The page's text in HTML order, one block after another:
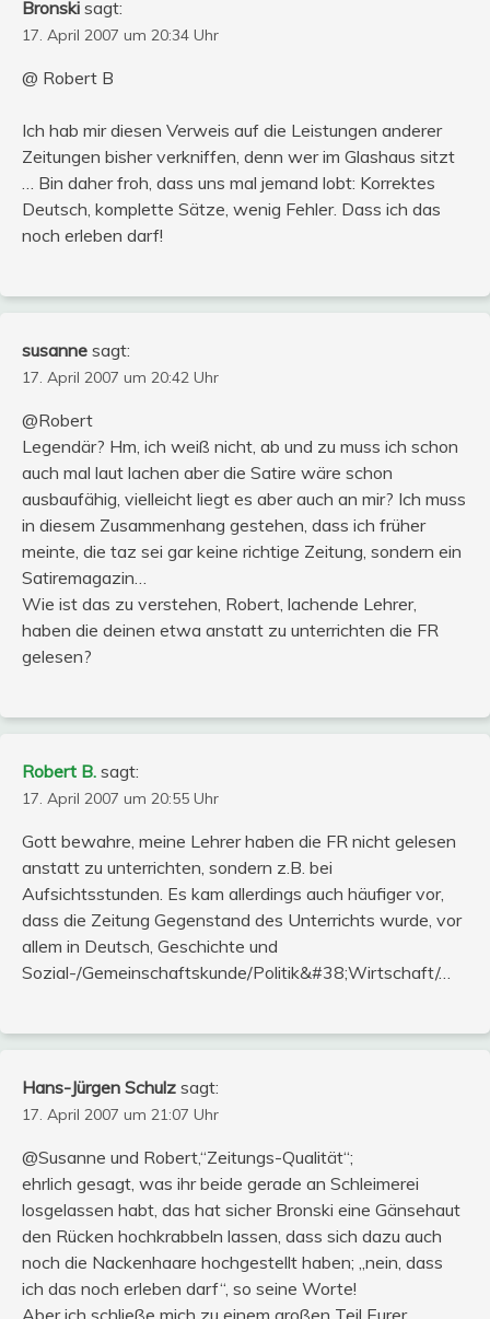
Bronski sagt:
17. April 2007 um 20:34 Uhr
@ Robert B
Ich hab mir diesen Verweis auf die Leistungen anderer
Zeitungen bisher verkniffen, denn wer im Glashaus sitzt
… Bin daher froh, dass uns mal jemand lobt: Korrektes
Deutsch, komplette Sätze, wenig Fehler. Dass ich das
noch erleben darf!
susanne sagt:
17. April 2007 um 20:42 Uhr
@Robert
Legendär? Hm, ich weiß nicht, ab und zu muss ich schon
auch mal laut lachen aber die Satire wäre schon
ausbaufähig, vielleicht liegt es aber auch an mir? Ich muss
in diesem Zusammenhang gestehen, dass ich früher
meinte, die taz sei gar keine richtige Zeitung, sondern ein
Satiremagazin…
Wie ist das zu verstehen, Robert, lachende Lehrer,
haben die deinen etwa anstatt zu unterrichten die FR
gelesen?
Robert B. sagt:
17. April 2007 um 20:55 Uhr
Gott bewahre, meine Lehrer haben die FR nicht gelesen
anstatt zu unterrichten, sondern z.B. bei
Aufsichtsstunden. Es kam allerdings auch häufiger vor,
dass die Zeitung Gegenstand des Unterrichts wurde, vor
allem in Deutsch, Geschichte und
Sozial-/Gemeinschaftskunde/Politik&#38;Wirtschaft/…
Hans-Jürgen Schulz sagt:
17. April 2007 um 21:07 Uhr
@Susanne und Robert,“Zeitungs-Qualität“;
ehrlich gesagt, was ihr beide gerade an Schleimerei
losgelassen habt, das hat sicher Bronski eine Gänsehaut
den Rücken hochkrabbeln lassen, dass sich dazu auch
noch die Nackenhaare hochgestellt haben; „nein, dass
ich das noch erleben darf“, so seine Worte!
Aber ich schließe mich zu einem großen Teil Eurer